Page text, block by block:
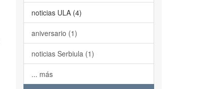
noticias ULA (4)
aniversario (1)
noticias Serbiula (1)
... más